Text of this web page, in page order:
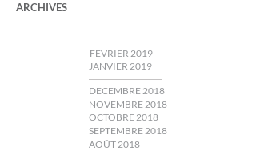
ARCHIVES
JANVIER 2019
FEVRIER 2019
DECEMBRE 2018
OCTOBRE 2018
NOVEMBRE 2018
SEPTEMBRE 2018
AOÛT 2018